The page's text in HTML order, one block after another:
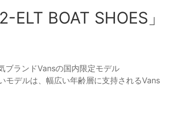
BOAT SHOES」
ブランドVansの国内限定モデル
モデルは、幅広い年齢層に支持されるVans